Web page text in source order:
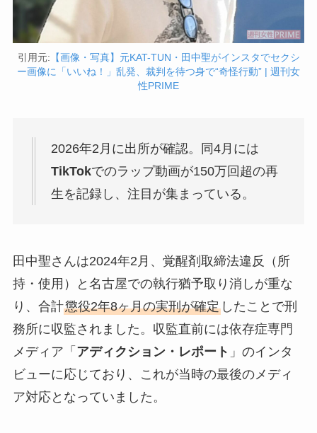
引用元: 【画像・写真】元KAT-TUN・田中聖がインスタでセクシ
ー画像に「いいね！」乱発、裁判を待つ身で“奇怪行動” | 週刊女
性PRIME
2026年2月に出所が確認。同4月には
TikTokでのラップ動画が150万回超の再
生を記録し、注目が集まっている。
田中聖さんは2024年2月、覚醒剤取締法違反（所
持・使用）と名古屋での執行猶予取り消しが重な
り、合計懲役2年8ヶ月の実刑が確定したことで刑
務所に収監されました。収監直前には依存症専門
メディア「 アディクション・レポート 」のインタ
ビューに応じており、これが当時の最後のメディ
ア対応となっていました。